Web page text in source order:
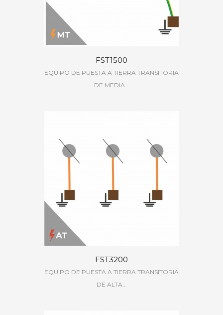
FST1500
EQUIPO DE PUESTA A TIERRA TRANSITORIA
DE MEDIA...
FST3200
EQUIPO DE PUESTA A TIERRA TRANSITORIA
DE ALTA...